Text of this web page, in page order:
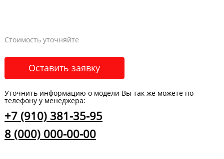
Стоимость уточняйте
Оставить заявку
Уточнить информацию о модели Вы так же можете по
телефону у менеджера:
+7 (910) 381-35-95
8 (000) 000-00-00